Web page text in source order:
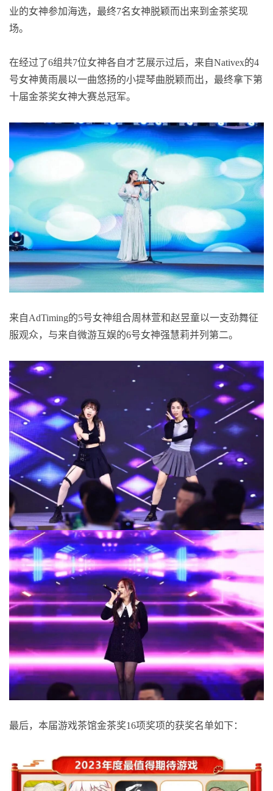
业的女神参加海选，最终7名女神脱颖而出来到金茶奖现
场。
在经过了6组共7位女神各自才艺展示过后，来自Nativex的4
号女神黄雨晨以一曲悠扬的小提琴曲脱颖而出，最终拿下第
十届金茶奖女神大赛总冠军。
来自AdTiming的5号女神组合周林萱和赵昱童以一支劲舞征
服观众，与来自微游互娱的6号女神强慧莉并列第二。
最后，本届游戏茶馆金茶奖16项奖项的获奖名单如下：